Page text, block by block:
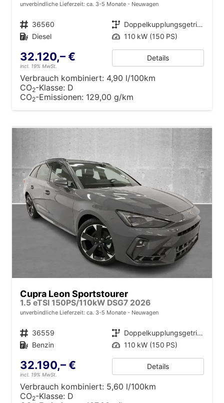
unverbindliche Lieferzeit: ca. 3-5 Monate Neuwagen
Fahrzeugnr. 36560 Getriebe
Doppelkupplungsgetriebe (DSG)
Kraftstoff Diesel Leistung 110 kW (150 PS)
32.120,– €
incl. 19% MwSt.
Details
Verbrauch kombiniert: 4,90 l/100km
CO2-Klasse: D
CO2-Emissionen: 129,00 g/km
Cupra Leon Sportstourer
1.5 eTSI 150PS/110kW DSG7 2026
unverbindliche Lieferzeit: ca. 3-5 Monate Neuwagen
Fahrzeugnr. 36559 Getriebe
Doppelkupplungsgetriebe (DSG)
Kraftstoff Benzin Leistung 110 kW (150 PS)
32.190,– €
incl. 19% MwSt.
Details
Verbrauch kombiniert: 5,60 l/100km
CO2-Klasse: D